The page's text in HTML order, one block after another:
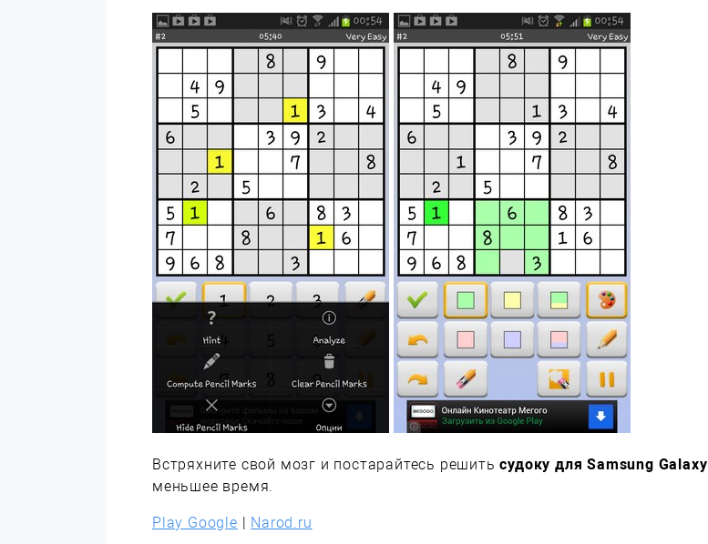
Встряхните свой мозг и постарайтесь решитьсудоку для Samsung Galaxy
меньшее время.
Play Google | Narod.ru